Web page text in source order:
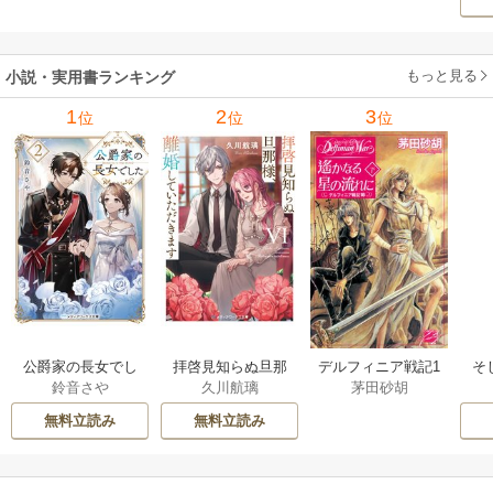
小説・実用書ランキング もっと見る
1位
公爵家の長女でし
た
鈴音さや
無料立読み
2位
拝啓見知らぬ旦那
様、離婚していた
だきます
久川航璃
無料立読み
3位
デルフィニア戦記1
茅田砂胡
そ